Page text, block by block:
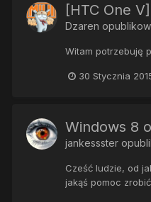
[HTC One
Dzaren
Witam potrzebuję
30 Stycznia
Windows 8
jankessster
Cześć ludzie, od
jakąś pomoc